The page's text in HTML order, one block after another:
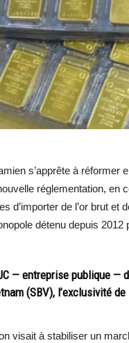
s’apprête à réformer
réglementation, en
d’importer de l’or brut
détenu depuis
— entreprise publique —
(SBV), l’exclusivité
visait à stabiliser un